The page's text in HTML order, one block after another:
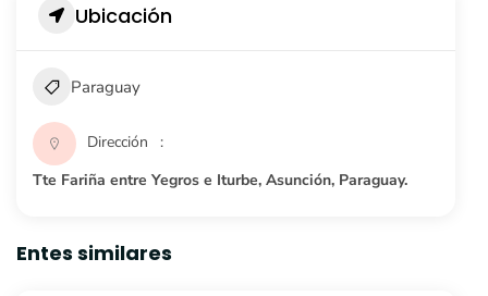
Ubicación
Paraguay
Dirección
Tte Fariña entre Yegros e Iturbe, Asunción, Paraguay.
Entes similares